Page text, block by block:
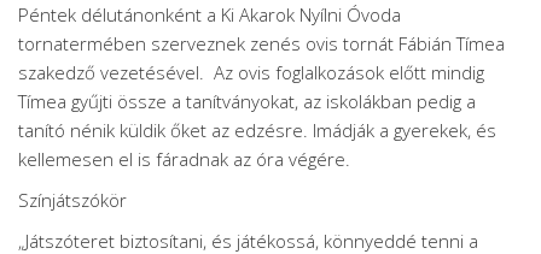
Péntek délutánonként a Ki Akarok Nyílni Óvoda
tornatermében szerveznek zenés ovis tornát Fábián Tímea
szakedző vezetésével. Az ovis foglalkozások előtt mindig
Tímea gyűjti össze a tanítványokat, az iskolákban pedig a
tanító nénik küldik őket az edzésre. Imádják a gyerekek, és
kellemesen el is fáradnak az óra végére.
Színjátszókör
„Játszóteret biztosítani, és játékossá, könnyeddé tenni a